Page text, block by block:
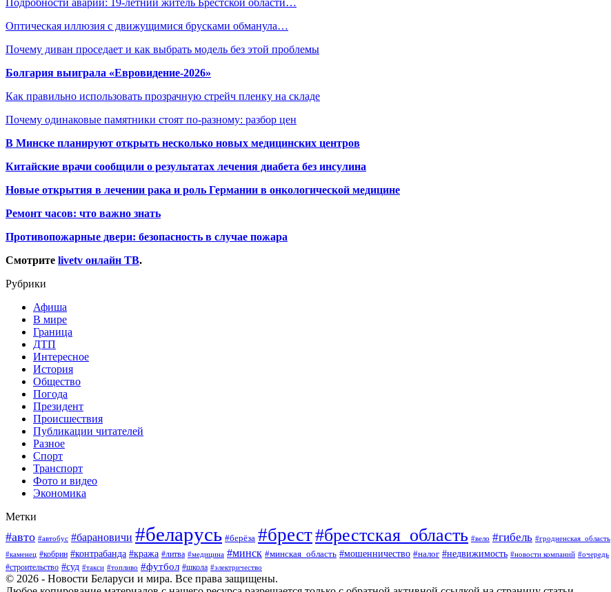
Оптическая иллюзия с движущимися брусками обманула…
Почему диван проседает и как выбрать модель без этой проблемы
Болгария выиграла «Евровидение-2026»
Как правильно использовать прозрачную стрейч пленку на складе
Почему одинаковые памятники стоят по-разному: разбор цен
В Минске планируют открыть несколько новых медицинских центров
Китайские врачи сообщили о результатах лечения диабета без инсулина
Новые открытия в лечении рака и роль Германии в онкологической медицине
Ремонт часов: что важно знать
Противопожарные двери: безопасность в случае пожара
Смотрите livetv онлайн ТВ.
Рубрики
Афиша
В мире
Граница
ДТП
Интересное
История
Общество
Погода
Президент
Происшествия
Публикации читателей
Разное
Спорт
Транспорт
Фото и видео
Экономика
Метки
#авто #автобус #барановичи #беларусь #берёза #брест#брестская_область #вело #гибель #гродненская_область
#каменец #кобрин #контрабанда #кража #литва #медицина #минск #минская_область #мошенничество #налог #недвижимость #новости компаний #очередь
#строительство #суд #такси #топливо #футбол #школа #электричество
© 2026 - Новости Беларуси и мира. Все права защищены.